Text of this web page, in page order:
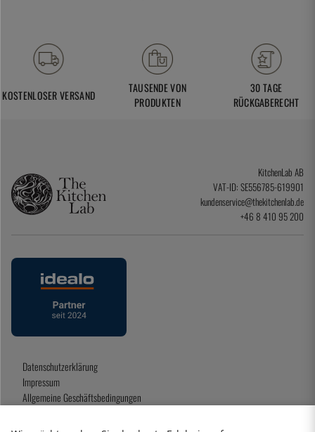
KOSTENLOSER VERSAND
TAUSENDE VON
PRODUKTEN
30 TAGE
RÜCKGABERECHT
KitchenLab AB
VAT-ID: SE556785-619901
kundenservice@thekitchenlab.de
+46 8 410 95 200
Datenschutzerklärung
Impressum
Allgemeine Geschäftsbedingungen